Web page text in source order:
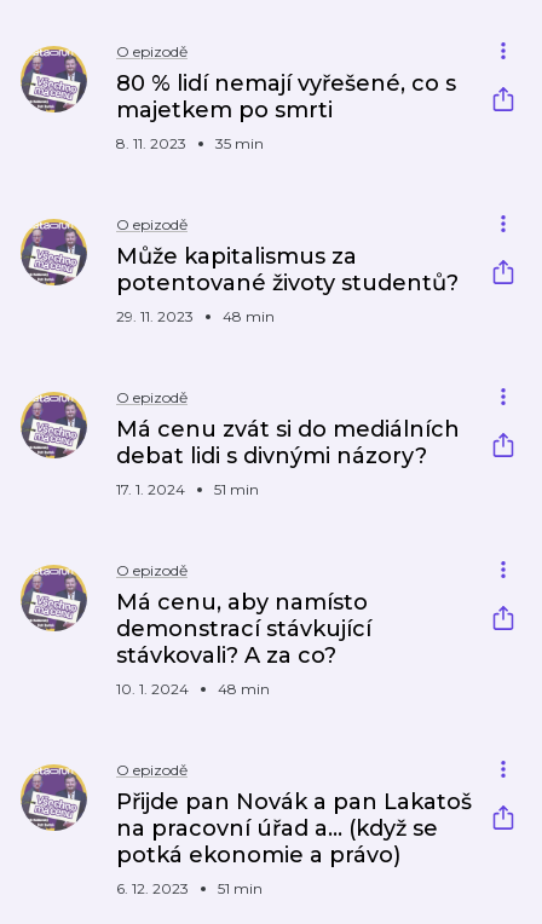
O epizodě
80 % lidí nemají vyřešené, co s
majetkem po smrti
8. 11. 2023 35 min
O epizodě
Může kapitalismus za
potentované životy studentů?
29. 11. 2023 48 min
O epizodě
Má cenu zvát si do mediálních
debat lidi s divnými názory?
17. 1. 2024 51 min
O epizodě
Má cenu, aby namísto
demonstrací stávkující
stávkovali? A za co?
10. 1. 2024 48 min
O epizodě
Přijde pan Novák a pan Lakatoš
na pracovní úřad a… (když se
potká ekonomie a právo)
6. 12. 2023 51 min